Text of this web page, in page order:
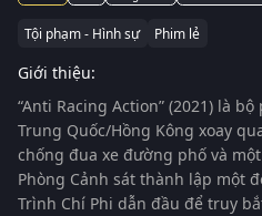
Tội phạm - Hình sự Phim lẻ
Giới thiệu:
“Anti Racing Action” (2021) là bộ
Trung Quốc/Hồng Kông xoay
chống đua xe đường phố và
Phòng Cảnh sát thành lập một
Trình Chí Phi dẫn đầu để truy